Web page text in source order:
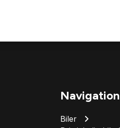
Navigation
Biler